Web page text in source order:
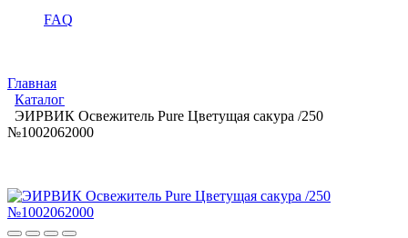
FAQ
Главная
Каталог
ЭИРВИК Освежитель Pure Цветущая сакура /250
№1002062000